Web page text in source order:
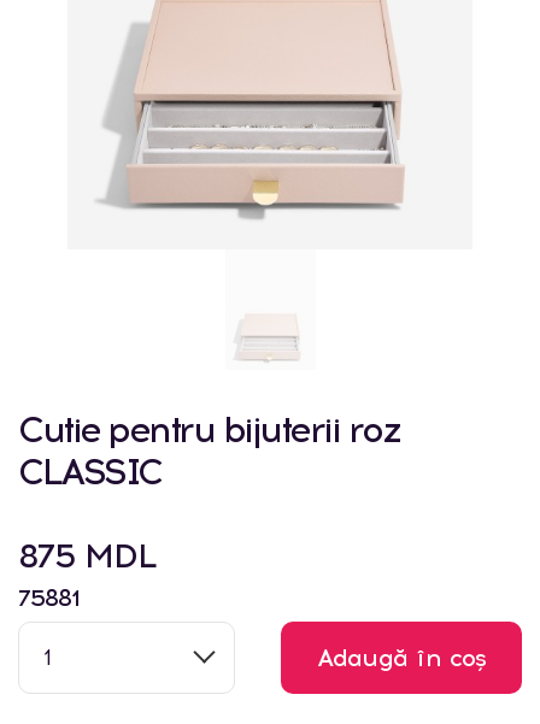
Cutie pentru bijuterii roz
CLASSIC
875 MDL
75881
1 Adaugă în coș